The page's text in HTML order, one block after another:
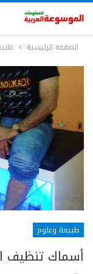
الصفحة الرئيسية
طبيعة وعلوم
أسماك تنظيف